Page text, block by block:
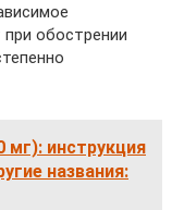
обострении
мг): инструкция
названия: